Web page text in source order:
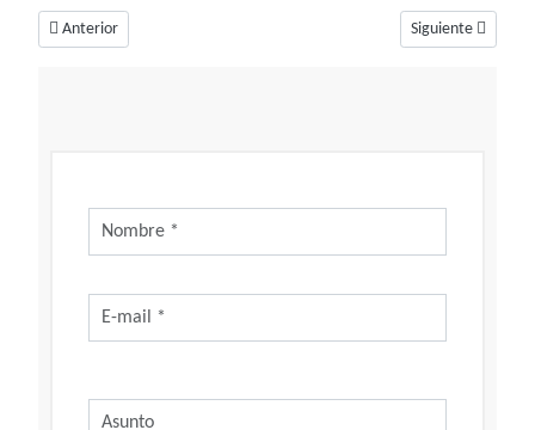
Artículo anterior: ¿Qué número juega soñar con manos?
Anterior Artículo siguiente:
Siguiente